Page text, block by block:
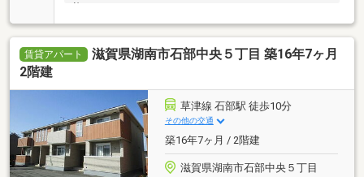
賃貸アパート
滋賀県湖南市石部中央５丁目 築16年7ヶ月
2階建
草津線 石部駅 徒歩10分
その他の交通
築16年7ヶ月 / 2階建
滋賀県湖南市石部中央５丁目